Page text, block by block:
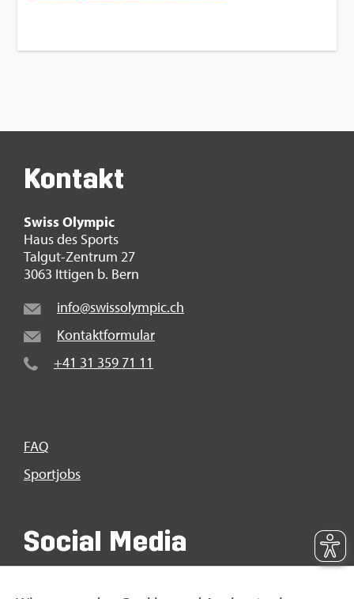
Kon­takt
Swiss Olym­pic
Haus des Sports
Tal­gut-Zen­trum 27
3063 It­ti­gen b. Bern
info@​swi​ssol​ympi​c.​ch
Kon­takt­for­mu­lar
+41 31 359 71 11
FAQ
Sport­jobs
So­ci­al Media